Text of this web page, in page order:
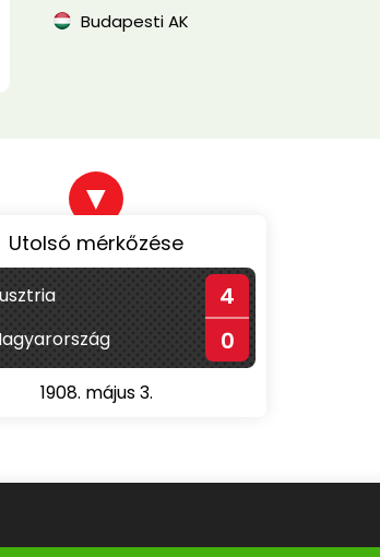
Budapesti AK
▼
Utolsó mérkőzése
4
0
1908. május 3.